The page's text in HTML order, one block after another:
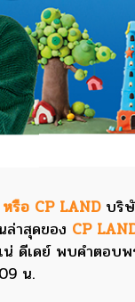
รือ CP LAND บริ
ล่าสุดของ CP
น่ ดีเดย์ พบคำตอบ
น.